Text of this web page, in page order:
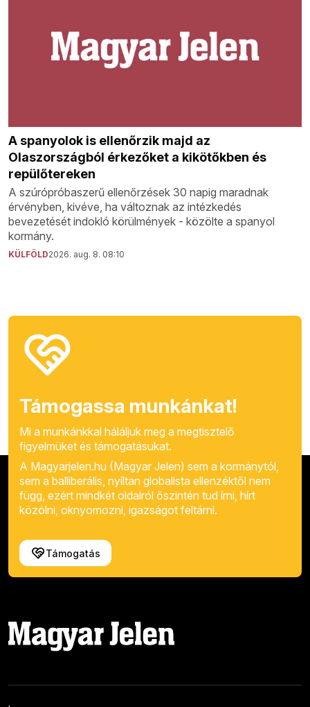
A spanyolok is ellenőrzik majd az
Olaszországból érkezőket a kikötőkben és
repülőtereken
A szúrópróbaszerű ellenőrzések 30 napig maradnak
érvényben, kivéve, ha változnak az intézkedés
bevezetését indokló körülmények - közölte a spanyol
kormány.
KÜLFÖLD2026. aug. 8. 08:10
Támogassa munkánkat!
Mi a munkánkkal háláljuk meg a megtisztelő
figyelmüket és támogatásukat.
A Magyarjelen.hu (Magyar Jelen) sem a kormánytól,
sem a balliberális, nyíltan globalista ellenzéktől nem
függ, ezért mindkét oldalról őszintén tud írni, hírt
közölni, oknyomozni, igazságot feltárni.
Támogatás